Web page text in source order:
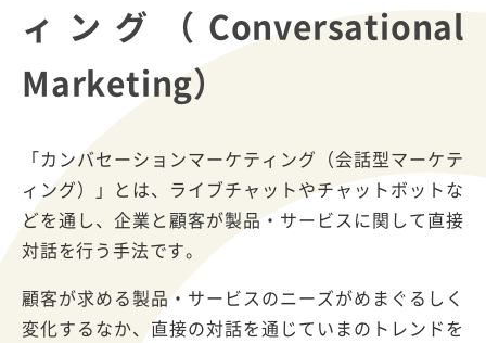
ィング（Conversational
Marketing）
「カンバセーションマーケティング（会話型マーケテ
ィング）」とは、ライブチャットやチャットボットな
どを通し、企業と顧客が製品・サービスに関して直接
対話を行う手法です。
顧客が求める製品・サービスのニーズがめまぐるしく
変化するなか、直接の対話を通じていまのトレンドを